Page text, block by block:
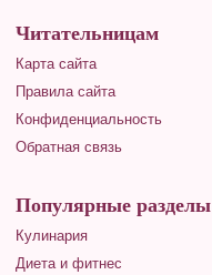
Читательницам
Карта сайта
Правила сайта
Конфиденциальность
Обратная связь
Популярные разделы
Кулинария
Диета и фитнес